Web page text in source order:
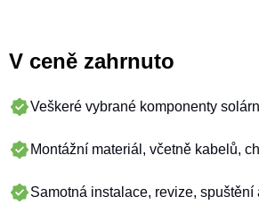
V ceně zahrnuto
Veškeré vybrané komponenty
Montážní materiál, včetně kabelů,
Samotná instalace, revize,